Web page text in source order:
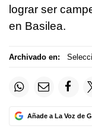
lograr ser
en Basilea.
Archivado en:
Añade a La Voz de